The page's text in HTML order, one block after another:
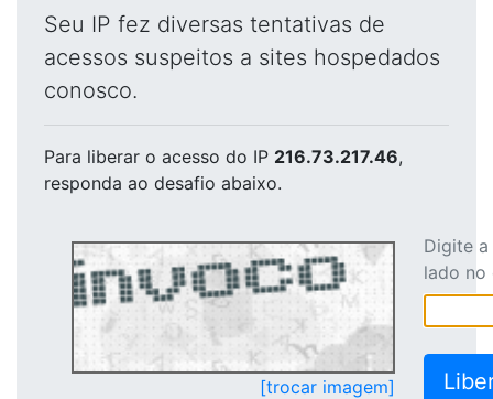
Seu IP fez diversas tentativas de
acessos suspeitos a sites hospedados
conosco.
Para liberar o acesso do IP 216.73.217.46,
responda ao desafio abaixo.
[trocar imagem]
Digite
lado no